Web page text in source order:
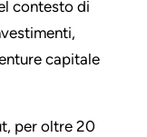
contesto di
capitale
per oltre 20